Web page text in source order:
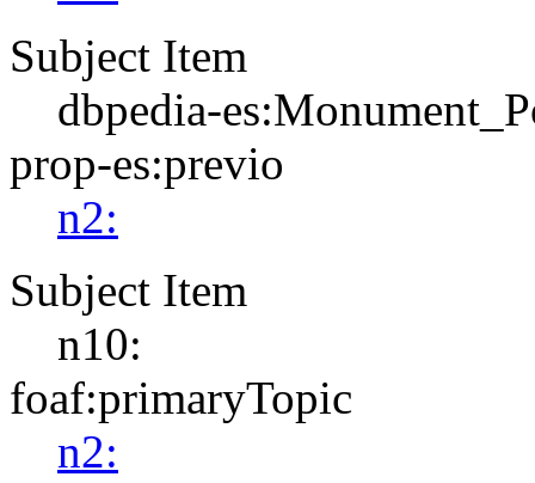
Subject Item
dbpedia-
prop-es:previo
n2:
Subject Item
n10:
foaf:primaryTopic
n2: